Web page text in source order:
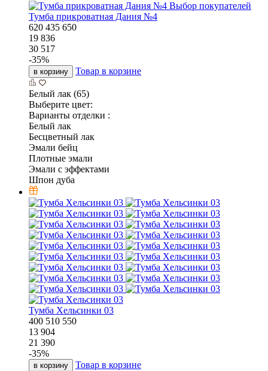
Выбор покупателей
Тумба прикроватная Дания №4
620 435 650
19 836
30 517
-35%
в корзину Товар в корзине
Белый лак (65)
Выберите цвет:
Варианты отделки :
Белый лак
Бесцветный лак
Эмали бейц
Плотные эмали
Эмали с эффектами
Шпон дуба
Тумба Хельсинки 03
400 510 550
13 904
21 390
-35%
в корзину Товар в корзине